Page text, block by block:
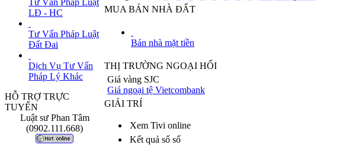
Tư Vấn Pháp Luật
LĐ - HC
Tư Vấn Pháp Luật
Đất Đai
Dịch Vụ Tư Vấn
Pháp Lý Khác
HỖ TRỢ TRỰC
TUYẾN
Luật sư Phan Tâm
(0902.111.668)
MUA BÁN NHÀ ĐẤT
Bán nhà mặt tiền
THỊ TRƯỜNG NGOẠI HỐI
Giá vàng SJC
Giá ngoại tệ Vietcombank
GIẢI TRÍ
Xem Tivi online
Kết quả số số